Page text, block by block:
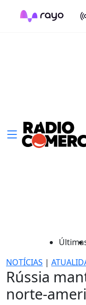
NOTÍCIAS |
Rússia
norte-